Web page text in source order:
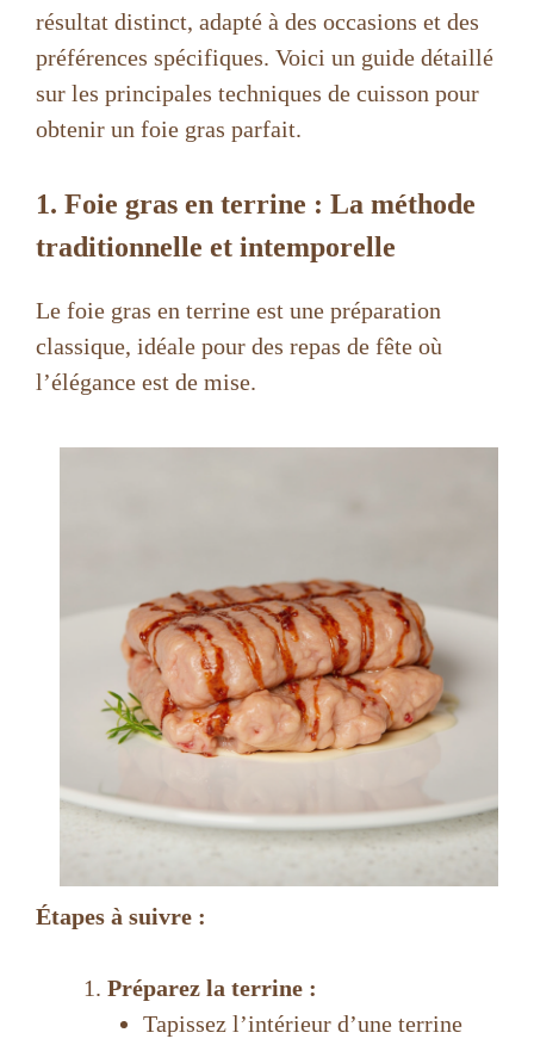
résultat distinct, adapté à des occasions et des
préférences spécifiques. Voici un guide détaillé
sur les principales techniques de cuisson pour
obtenir un foie gras parfait.
1. Foie gras en terrine : La méthode
traditionnelle et intemporelle
Le foie gras en terrine est une préparation
classique, idéale pour des repas de fête où
l’élégance est de mise.
Étapes à suivre :
Préparez la terrine :
Tapissez l’intérieur d’une terrine